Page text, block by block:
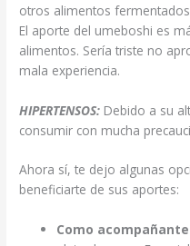
otros alimentos
El aporte del umeboshi es
alimentos. Sería triste no
mala experiencia.
HIPERTENSOS: Debido a su
consumir con mucha
Ahora sí, te dejo algunas
beneficiarte de sus aportes:
Como